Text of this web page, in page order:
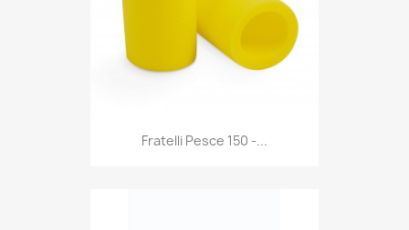
Anteprima
Fratelli Pesce 150 -...